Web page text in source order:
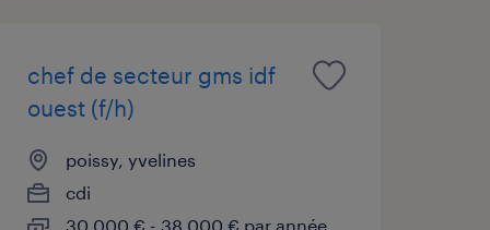
chef de secteur gms idf
ouest (f/h)
poissy, yvelines
cdi
30 000 € - 38 000 € par année